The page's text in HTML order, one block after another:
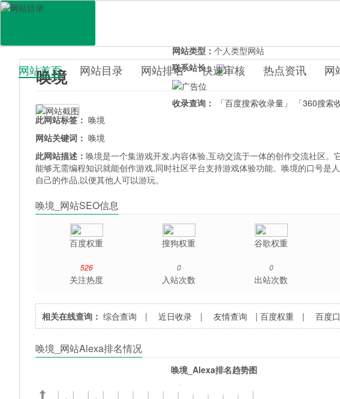
百科目录
网站首页 网站目录 网站排名 快速审核 热点资讯 网
唤境
网站类型：个人类型网站
联系站长：
收录查询： 「百度搜索收录量」 「360搜索
此网站标签： 唤境
网站关键词： 唤境
此网站描述：唤境是一个集游戏开发,内容体验,互动交流于一体的创作交流社区
能够无需编程知识就能创作游戏,同时社区平台支持游戏体验功能。唤境的口号是
自己的作品,以便其他人可以游玩。
唤境_网站SEO信息
百度权重 搜狗权重 谷歌权重
526
关注热度
0
入站次数
0
出站次数
相关在线查询： 综合查询 |近日收录 |友情查询 |百度权重 |百度
唤境_网站Alexa排名情况
唤境_Alexa排名趋势图